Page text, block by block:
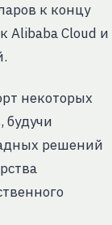
к концу
Alibaba Cloud и
некоторых
будучи
решений